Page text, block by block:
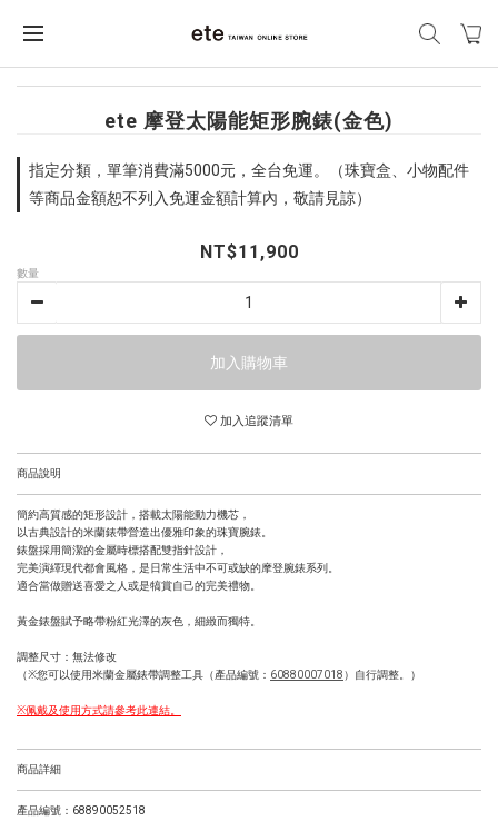
ete 摩登太陽能矩形腕錶(金色)
指定分類，單筆消費滿5000元，全台免運。（珠寶盒、小物配件
等商品金額恕不列入免運金額計算內，敬請見諒）
NT$11,900
數量
加入購物車
加入追蹤清單
商品說明
簡約高質感的矩形設計，搭載太陽能動力機芯，
以古典設計的米蘭錶帶營造出優雅印象的珠寶腕錶。
錶盤採用簡潔的金屬時標搭配雙指針設計，
完美演繹現代都會風格，是日常生活中不可或缺的摩登腕錶系列。
適合當做贈送喜愛之人或是犒賞自己的完美禮物。
黃金錶盤賦予略帶粉紅光澤的灰色，細緻而獨特。
調整尺寸：無法修改
（※您可以使用米蘭金屬錶帶調整工具（產品編號： 60880007018）自行調整。）
※佩戴及使用方式請參考此連結。
商品詳細
產品編號：68890052518